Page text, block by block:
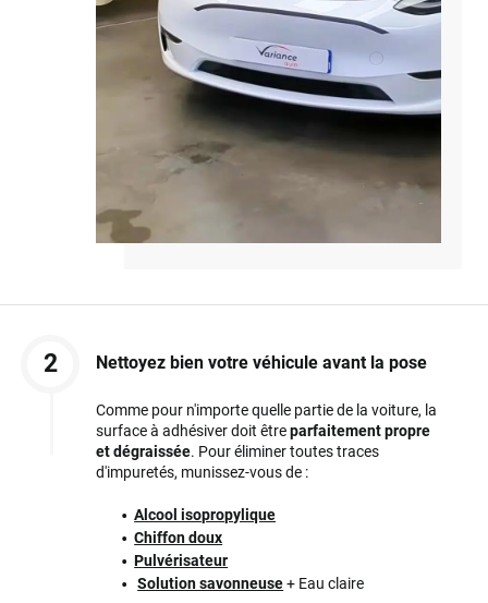
2 Nettoyez bien votre véhicule avant la pose
Comme pour n'importe quelle partie de la voiture, la
surface à adhésiver doit êtreparfaitement propre
et dégraissée. Pour éliminer toutes traces
d'impuretés, munissez-vous de :
Alcool isopropylique
Chiffon doux
Pulvérisateur
Solution savonneuse+ Eau claire